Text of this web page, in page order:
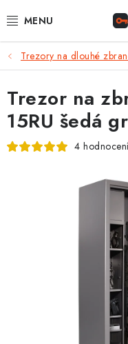
na
DŮM, BYT, ZAHRADA
ZÁMEČNICTVÍ -
KANCELÁŘ
PROTIPOŽÁRNÍ
Trezory na dlouhé
Trezor na
15RU šedá
4